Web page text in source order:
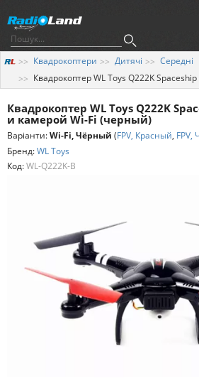
Квадрокоптери Дитячі
Середні
Квадрокоптер WL Toys Q222K Spaceship с
Квадрокоптер WL Toys Q222K
и камерой Wi-Fi (черный)
Варіанти:Wi-Fi, Чёрный (FPV, Красный, FPV,
Бренд:WL Toys
Код:WL-Q222K-B